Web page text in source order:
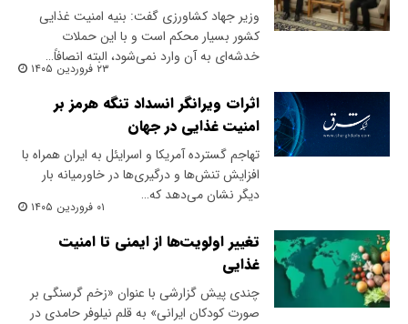
وزیر جهاد کشاورزی گفت: بنیه امنیت غذایی
کشور بسیار محکم است و با این حملات
خدشه‌ای به آن وارد نمی‌شود، البته انصافاً…
۲۳ فروردین ۱۴۰۵
اثرات ویرانگر انسداد تنگه هرمز بر
امنیت غذایی در جهان
تهاجم گسترده آمریکا و اسرایئل به ایران همراه با
افزایش تنش‌ها و درگیری‌ها در خاورمیانه بار
دیگر نشان می‌دهد که…
۰۱ فروردین ۱۴۰۵
تغییر اولویت‌ها از ایمنی تا امنیت
غذایی
چندی پیش گزارشی با عنوان «زخم گرسنگی بر
صورت کودکان ایرانی» به قلم نیلوفر حامدی در